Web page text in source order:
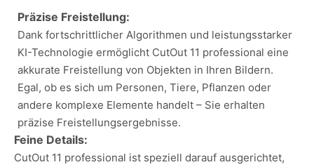
Präzise Freistellung:
Dank fortschrittlicher Algorithmen und leistungsstarker
KI-Technologie ermöglicht CutOut 11 professional eine
akkurate Freistellung von Objekten in Ihren Bildern.
Egal, ob es sich um Personen, Tiere, Pflanzen oder
andere komplexe Elemente handelt – Sie erhalten
präzise Freistellungsergebnisse.
Feine Details:
CutOut 11 professional ist speziell darauf ausgerichtet,